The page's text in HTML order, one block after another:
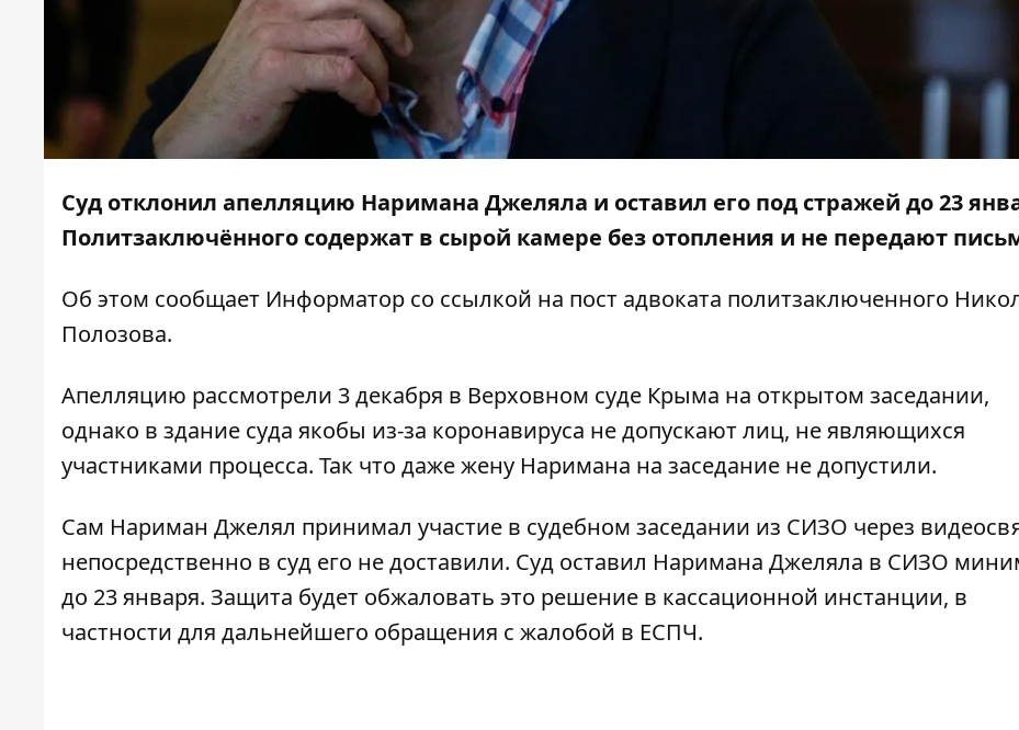
Суд отклонил апелляцию Наримана Джеляла и оставил его под стражей до 23
Политзаключённого содержат в сырой камере без отопления и не передают
Об этом сообщает Информатор со ссылкой на пост адвоката политзаключенного
Полозова.
Апелляцию рассмотрели 3 декабря в Верховном суде Крыма на открытом заседании,
однако в здание суда якобы из-за коронавируса не допускают лиц, не являющихся
участниками процесса. Так что даже жену Наримана на заседание не допустили.
Сам Нариман Джелял принимал участие в судебном заседании из СИЗО через
непосредственно в суд его не доставили. Суд оставил Наримана Джеляла в СИЗО
до 23 января. Защита будет обжаловать это решение в кассационной инстанции, в
частности для дальнейшего обращения с жалобой в ЕСПЧ.